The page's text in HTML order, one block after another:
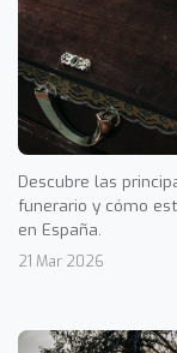
Descubre las
funerario y cómo
en España.
21 Mar 2026